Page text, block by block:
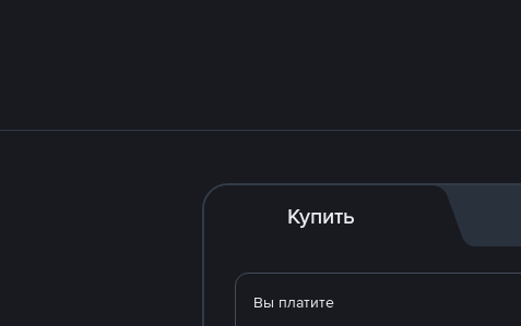
Купить
Вы платите